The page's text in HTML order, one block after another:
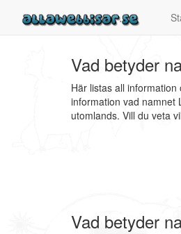
Vad betyder
Här listas all
information vad namnet
utomlands. Vill du veta
Vad betyder